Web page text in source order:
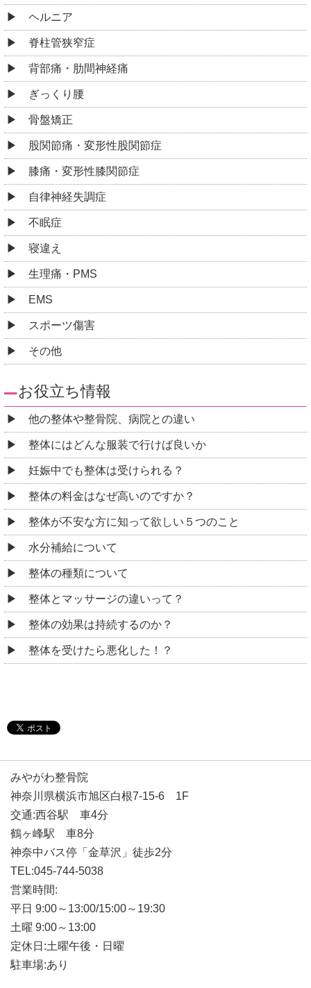
ヘルニア
脊柱管狭窄症
背部痛・肋間神経痛
ぎっくり腰
骨盤矯正
股関節痛・変形性股関節症
膝痛・変形性膝関節症
自律神経失調症
不眠症
寝違え
生理痛・PMS
EMS
スポーツ傷害
その他
お役立ち情報
他の整体や整骨院、病院との違い
整体にはどんな服装で行けば良いか
妊娠中でも整体は受けられる？
整体の料金はなぜ高いのですか？
整体が不安な方に知って欲しい５つのこと
水分補給について
整体の種類について
整体とマッサージの違いって？
整体の効果は持続するのか？
整体を受けたら悪化した！？
みやがわ整骨院
神奈川県横浜市旭区白根7-15-6 1F
交通:西谷駅 車4分
鶴ヶ峰駅 車8分
神奈中バス停「金草沢」徒歩2分
TEL:045-744-5038
営業時間:
平日 9:00～13:00/15:00～19:30
土曜 9:00～13:00
定休日:土曜午後・日曜
駐車場:あり